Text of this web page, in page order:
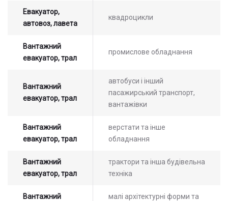
Евакуатор,
автовоз, лавета
квадроцикли
Вантажний
евакуатор, трал
промислове обладнання
Вантажний
евакуатор, трал
автобуси і інший
пасажирський транспорт,
вантажівки
Вантажний
евакуатор, трал
верстати та інше
обладнання
Вантажний
евакуатор, трал
трактори та інша будівельна
техніка
Вантажний
малі архітектурні форми та
Оставьте заявку на просчет
стоимости услуг с нашим
оператором
Залиште заявку на прорахунок
вартості послуг з нашим
оператором